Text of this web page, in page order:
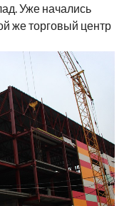
Уже начались
же торговый центр